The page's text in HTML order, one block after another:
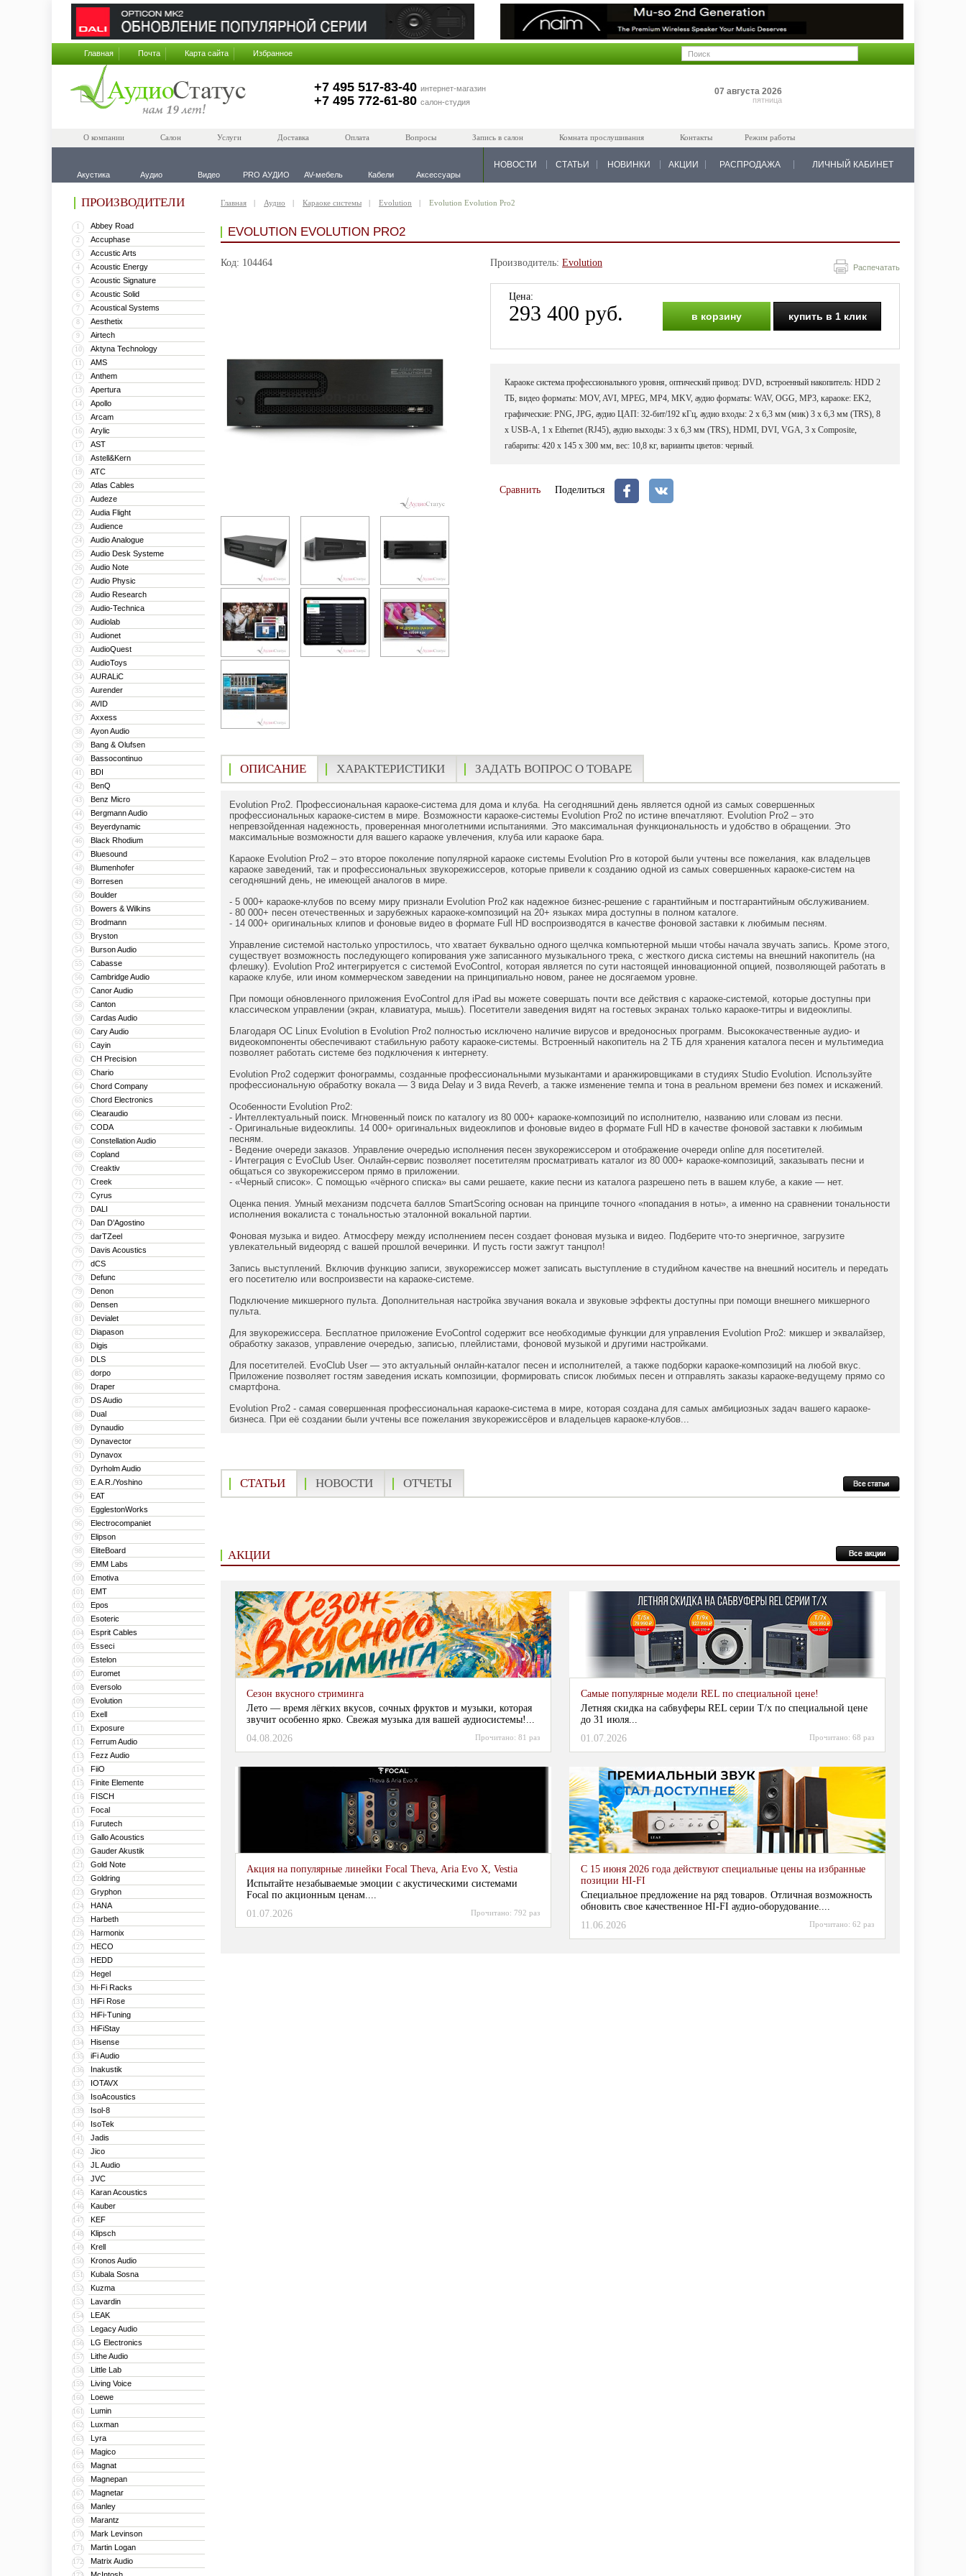
Главная Почта Карта сайта Избранное
+7 495 517-83-40 интернет-магазин
+7 495 772-61-80 салон-студия
07 августа 2026
пятница
О компании Салон Услуги Доставка Оплата Вопросы Запись в салон Комната прослушивания Контакты Режим работы
Акустика Аудио Видео PRO АУДИО AV-мебель Кабели Аксессуары
НОВОСТИ СТАТЬИ НОВИНКИ АКЦИИ РАСПРОДАЖА ЛИЧНЫЙ КАБИНЕТ
ПРОИЗВОДИТЕЛИ
1 Abbey Road
2 Accuphase
3 Accustic Arts
4 Acoustic Energy
5 Acoustic Signature
6 Acoustic Solid
7 Acoustical Systems
8 Aesthetix
9 Airtech
10 Aktyna Technology
11 AMS
12 Anthem
13 Apertura
14 Apollo
15 Arcam
16 Arylic
17 AST
18 Astell&Kern
19 ATC
20 Atlas Cables
21 Audeze
22 Audia Flight
23 Audience
24 Audio Analogue
25 Audio Desk Systeme
26 Audio Note
27 Audio Physic
28 Audio Research
29 Audio-Technica
30 Audiolab
31 Audionet
32 AudioQuest
33 AudioToys
34 AURALiC
35 Aurender
36 AVID
37 Axxess
38 Ayon Audio
39 Bang & Olufsen
40 Bassocontinuo
41 BDI
42 BenQ
43 Benz Micro
44 Bergmann Audio
45 Beyerdynamic
46 Black Rhodium
47 Bluesound
48 Blumenhofer
49 Borresen
50 Boulder
51 Bowers & Wilkins
52 Brodmann
53 Bryston
54 Burson Audio
55 Cabasse
56 Cambridge Audio
57 Canor Audio
58 Canton
59 Cardas Audio
60 Cary Audio
61 Cayin
62 CH Precision
63 Chario
64 Chord Company
65 Chord Electronics
66 Clearaudio
67 CODA
68 Constellation Audio
69 Copland
70 Creaktiv
71 Creek
72 Cyrus
73 DALI
74 Dan D’Agostino
75 darTZeel
76 Davis Acoustics
77 dCS
78 Defunc
79 Denon
80 Densen
81 Devialet
82 Diapason
83 Digis
84 DLS
85 dorpo
86 Draper
87 DS Audio
88 Dual
89 Dynaudio
90 Dynavector
91 Dynavox
92 Dyrholm Audio
93 E.A.R./Yoshino
94 EAT
95 EgglestonWorks
96 Electrocompaniet
97 Elipson
98 EliteBoard
99 EMM Labs
100 Emotiva
101 EMT
102 Epos
103 Esoteric
104 Esprit Cables
105 Esseci
106 Estelon
107 Euromet
108 Eversolo
109 Evolution
110 Exell
111 Exposure
112 Ferrum Audio
113 Fezz Audio
114 FiiO
115 Finite Elemente
116 FISCH
117 Focal
118 Furutech
119 Gallo Acoustics
120 Gauder Akustik
121 Gold Note
122 Goldring
123 Gryphon
124 HANA
125 Harbeth
126 Harmonix
127 HECO
128 HEDD
129 Hegel
130 Hi-Fi Racks
131 HiFi Rose
132 HiFi-Tuning
133 HiFiStay
134 Hisense
135 iFi Audio
136 Inakustik
137 IOTAVX
138 IsoAcoustics
139 Isol-8
140 IsoTek
141 Jadis
142 Jico
143 JL Audio
144 JVC
145 Karan Acoustics
146 Kauber
147 KEF
148 Klipsch
149 Krell
150 Kronos Audio
151 Kubala Sosna
152 Kuzma
153 Lavardin
154 LEAK
155 Legacy Audio
156 LG Electronics
157 Lithe Audio
158 Little Lab
159 Living Voice
160 Loewe
161 Lumin
162 Luxman
163 Lyra
164 Magico
165 Magnat
166 Magnepan
167 Magnetar
168 Manley
169 Marantz
170 Mark Levinson
171 Martin Logan
172 Matrix Audio
Главная Аудио Караоке системы Evolution Evolution Evolution Pro2
EVOLUTION EVOLUTION PRO2
Код: 104464 Распечатать
Производитель: Evolution
Цена:
293 400 руб. в корзину купить в 1 клик
Караоке система профессионального уровня, оптический привод: DVD, встроенный накопитель: HDD 2
ТБ, видео форматы: MOV, AVI, MPEG, MP4, MKV, аудио форматы: WAV, OGG, MP3, караоке: EK2,
графические: PNG, JPG, аудио ЦАП: 32-бит/192 кГц, аудио входы: 2 х 6,3 мм (мик) 3 х 6,3 мм (TRS), 8
х USB-А, 1 x Ethernet (RJ45), аудио выходы: 3 х 6,3 мм (TRS), HDMI, DVI, VGA, 3 х Composite,
габариты: 420 x 145 x 300 мм, вес: 10,8 кг, варианты цветов: черный.
Сравнить Поделиться
ОПИСАНИЕ ХАРАКТЕРИСТИКИ ЗАДАТЬ ВОПРОС О ТОВАРЕ
Evolution Pro2. Профессиональная караоке-система для дома и клуба. На сегодняшний день является одной из самых совершенных
профессиональных караоке-систем в мире. Возможности караоке-системы Evolution Pro2 по истине впечатляют. Evolution Pro2 – это
непревзойденная надежность, проверенная многолетними испытаниями. Это максимальная функциональность и удобство в обращении. Это
максимальные возможности для вашего караоке увлечения, клуба или караоке бара.
Караоке Evolution Pro2 – это второе поколение популярной караоке системы Evolution Pro в которой были учтены все пожелания, как владельцев
караоке заведений, так и профессиональных звукорежиссеров, которые привели к созданию одной из самых совершенных караоке-систем на
сегодняшний день, не имеющей аналогов в мире.
- 5 000+ караоке-клубов по всему миру признали Evolution Pro2 как надежное бизнес-решение с гарантийным и постгарантийным обслуживанием.
- 80 000+ песен отечественных и зарубежных караоке-композиций на 20+ языках мира доступны в полном каталоге.
- 14 000+ оригинальных клипов и фоновые видео в формате Full HD воспроизводятся в качестве фоновой заставки к любимым песням.
Управление системой настолько упростилось, что хватает буквально одного щелчка компьютерной мыши чтобы начала звучать запись. Кроме этого,
существует возможность последующего копирования уже записанного музыкального трека, с жесткого диска системы на внешний накопитель (на
флешку). Evolution Pro2 интегрируется с системой EvoControl, которая является по сути настоящей инновационной опцией, позволяющей работать в
караоке клубе, или ином коммерческом заведении на принципиально новом, ранее не досягаемом уровне.
При помощи обновленного приложения EvoControl для iPad вы можете совершать почти все действия с караоке-системой, которые доступны при
классическом управлении (экран, клавиатура, мышь). Посетители заведения видят на гостевых экранах только караоке-титры и видеоклипы.
Благодаря ОС Linux Evolution в Evolution Pro2 полностью исключено наличие вирусов и вредоносных программ. Высококачественные аудио- и
видеокомпоненты обеспечивают стабильную работу караоке-системы. Встроенный накопитель на 2 ТБ для хранения каталога песен и мультимедиа
позволяет работать системе без подключения к интернету.
Evolution Pro2 содержит фонограммы, созданные профессиональными музыкантами и аранжировщиками в студиях Studio Evolution. Используйте
профессиональную обработку вокала — 3 вида Delay и 3 вида Reverb, а также изменение темпа и тона в реальном времени без помех и искажений.
Особенности Evolution Pro2:
- Интеллектуальный поиск. Мгновенный поиск по каталогу из 80 000+ караоке-композиций по исполнителю, названию или словам из песни.
- Оригинальные видеоклипы. 14 000+ оригинальных видеоклипов и фоновые видео в формате Full HD в качестве фоновой заставки к любимым
песням.
- Ведение очереди заказов. Управление очередью исполнения песен звукорежиссером и отображение очереди online для посетителей.
- Интеграция с EvoClub User. Онлайн-сервис позволяет посетителям просматривать каталог из 80 000+ караоке-композиций, заказывать песни и
общаться со звукорежиссером прямо в приложении.
- «Черный список». С помощью «чёрного списка» вы сами решаете, какие песни из каталога разрешено петь в вашем клубе, а какие — нет.
Оценка пения. Умный механизм подсчета баллов SmartScoring основан на принципе точного «попадания в ноты», а именно на сравнении тональности
исполнения вокалиста с тональностью эталонной вокальной партии.
Фоновая музыка и видео. Атмосферу между исполнением песен создает фоновая музыка и видео. Подберите что-то энергичное, загрузите
увлекательный видеоряд с вашей прошлой вечеринки. И пусть гости зажгут танцпол!
Запись выступлений. Включив функцию записи, звукорежиссер может записать выступление в студийном качестве на внешний носитель и передать
его посетителю или воспроизвести на караоке-системе.
Подключение микшерного пульта. Дополнительная настройка звучания вокала и звуковые эффекты доступны при помощи внешнего микшерного
пульта.
Для звукорежиссера. Бесплатное приложение EvoControl содержит все необходимые функции для управления Evolution Pro2: микшер и эквалайзер,
обработку заказов, управление очередью, записью, плейлистами, фоновой музыкой и другими настройками.
Для посетителей. EvoClub User — это актуальный онлайн-каталог песен и исполнителей, а также подборки караоке-композиций на любой вкус.
Приложение позволяет гостям заведения искать композиции, формировать список любимых песен и отправлять заказы караоке‑ведущему прямо со
смартфона.
Evolution Pro2 - самая совершенная профессиональная караоке-система в мире, которая создана для самых амбициозных задач вашего караоке-
бизнеса. При её создании были учтены все пожелания звукорежиссёров и владельцев караоке-клубов...
СТАТЬИ НОВОСТИ ОТЧЕТЫ
АКЦИИ
Сезон вкусного стриминга
Лето — время лёгких вкусов, сочных фруктов и музыки, которая
звучит особенно ярко. Свежая музыка для вашей аудиосистемы!...
04.08.2026
Прочитано: 81 раз
Самые популярные модели REL по специальной цене!
Летняя скидка на сабвуферы REL серии T/x по специальной цене
до 31 июля...
01.07.2026
Прочитано: 68 раз
Акция на популярные линейки Focal Theva, Aria Evo X, Vestia
Испытайте незабываемые эмоции с акустическими системами
Focal по акционным ценам....
01.07.2026
Прочитано: 792 раз
С 15 июня 2026 года действуют специальные цены на избранные
позиции HI-FI
Специальное предложение на ряд товаров. Отличная возможность
обновить свое качественное HI-FI аудио-оборудование....
11.06.2026
Прочитано: 62 раз